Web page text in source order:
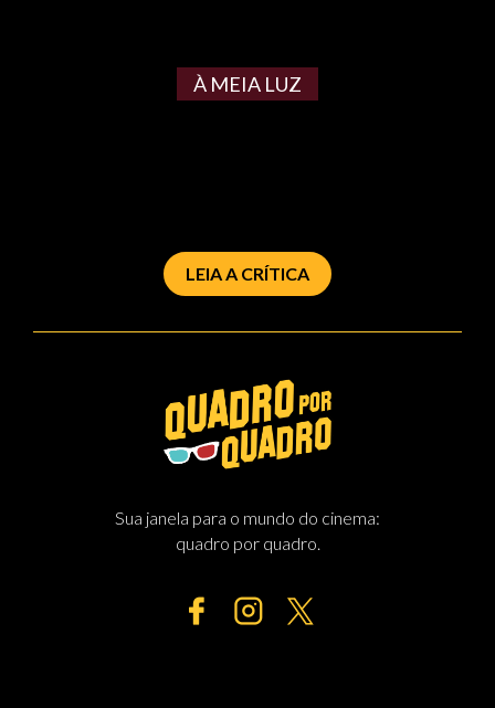
À MEIA LUZ
LEIA A CRÍTICA
Sua janela para o mundo do cinema:
quadro por quadro.